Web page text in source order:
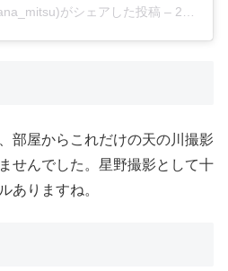
がシェアした投稿 – 2020年 3月月23日午前7時27分PDT
部屋からこれだけの天の川撮影
せんでした。星野撮影として十
ありますね。